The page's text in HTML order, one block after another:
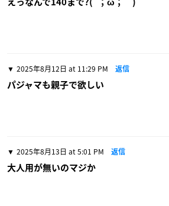
えっなんで140まで?(´；ω；｀)
2025年8月12日 at 11:29 PM 返信
パジャマも親子で欲しい
2025年8月13日 at 5:01 PM 返信
大人用が無いのマジか